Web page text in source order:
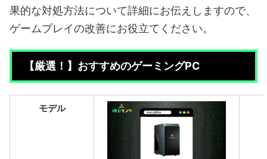
果的な対処方法について詳細にお伝えしますので、
ゲームプレイの改善にお役立てください。
【厳選！】おすすめのゲーミングPC
モデル